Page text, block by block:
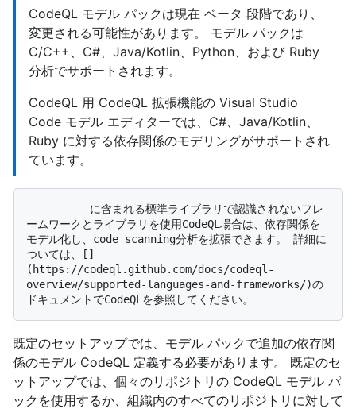
CodeQL モデル パックは現在 ベータ 段階であり、
変更される可能性があります。 モデル パックは
C/C++、C#、Java/Kotlin、Python、および Ruby
分析でサポートされます。
CodeQL 用 CodeQL 拡張機能の Visual Studio
Code モデル エディターでは、C#、Java/Kotlin、
Ruby に対する依存関係のモデリングがサポートされ
ています。
ームワークとライブラリを使用CodeQL場合は、依存関係を
モデル化し、code scanning分析を拡張できます。 詳細に
ついては、[]
(https://codeql.github.com/docs/codeql-
overview/supported-languages-and-frameworks/)の
既定のセットアップでは、モデル パックで追加の依存関
係のモデル CodeQL 定義する必要があります。 既定のセ
ットアップでは、個々のリポジトリの CodeQL モデル パ
ックを使用するか、組織内のすべてのリポジトリに対して